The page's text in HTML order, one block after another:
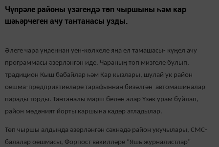
Чүпрәле районы үзәгендә төп чыршыны һәм кар
шәһәрчеген ачу тантанасы узды.
Әлеге чара уңаеннан уен-көлкеле яңа ел тамашасы- күңел ачу
программасы әзерләнгән иде. Чараның төп мизгеле булып,
традицион Кыш бабайлар һәм Кар кызлары, шулай ук район
оешма-предприятиеләре тарафыннан бизәлгән автомашиналар
парады торды. Тантаналы марш белән алар Үзәк урам буйлап,
район мәдәният йорты каршына кадәр атладылар.
Төп чыршы алдында әзерләнгән сәхнәдә район укучылары, СМС-
балалар оешмасы, Форпост вәкилләре “Яшь журналистлар”